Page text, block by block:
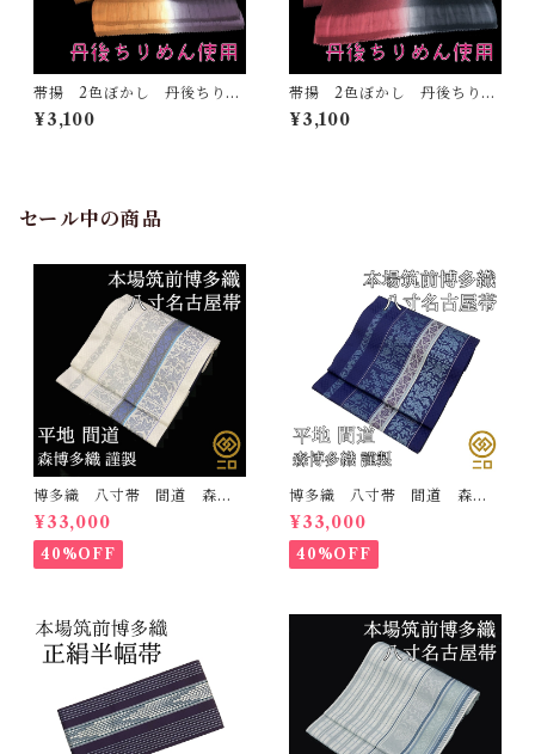
帯揚 2色ぼかし 丹後ちりめ
ん 正絹 日本製 和装小
物 おしゃれ おびあげ 着
¥3,100
帯揚 2色ぼかし 丹後ちりめ
ん 正絹 日本製 和装小
物 おしゃれ おびあげ 着
¥3,100
セール中の商品
博多織 八寸帯 間道 森博
多織 正絹 日本製 未仕立
て 名古屋帯
¥33,000
40%OFF
博多織 八寸帯 間道 森博
多織 正絹 日本製 未仕立
て 名古屋帯
¥33,000
40%OFF